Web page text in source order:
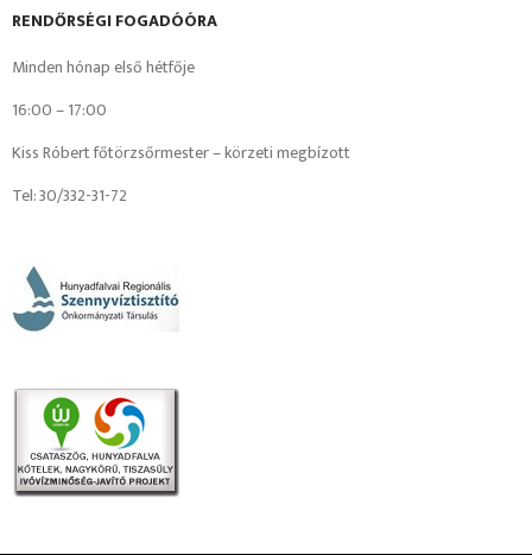
RENDŐRSÉGI FOGADÓÓRA
Minden hónap első hétfője
16:00 – 17:00
Kiss Róbert főtörzsőrmester – körzeti megbízott
Tel: 30/332-31-72